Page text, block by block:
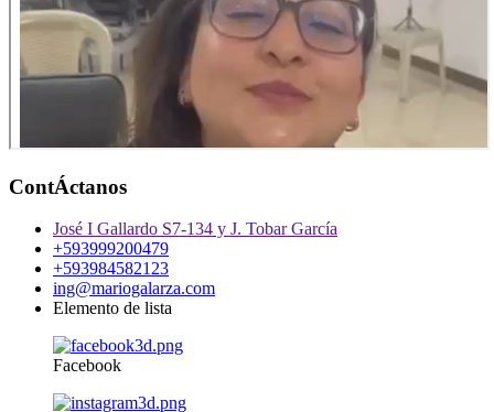
ContÁctanos
José I Gallardo S7-134 y J. Tobar García
+593999200479
+593984582123
ing@mariogalarza.com
Elemento de lista
Facebook